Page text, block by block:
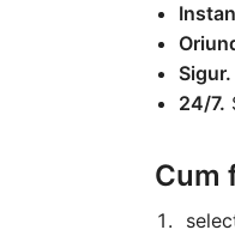
Sigur.
24/7.
Cum